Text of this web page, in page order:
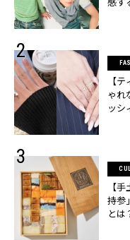
【
ゃれ
ッシ
【
持参
とは